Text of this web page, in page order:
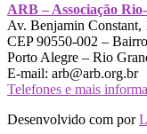
ARB – Associação
Av. Benjamin Constant,
CEP 90550-002 –
Porto Alegre – Rio
E-mail: arb@arb.org.br
Telefones e mais
Desenvolvido com por